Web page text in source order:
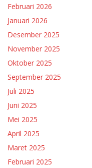
Februari 2026
Januari 2026
Desember 2025
November 2025
Oktober 2025
September 2025
Juli 2025
Juni 2025
Mei 2025
April 2025
Maret 2025
Februari 2025